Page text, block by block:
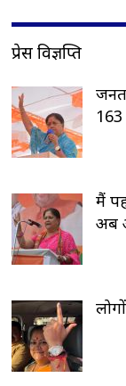
प्रेस विज्ञप्ति
163
मैं
अब